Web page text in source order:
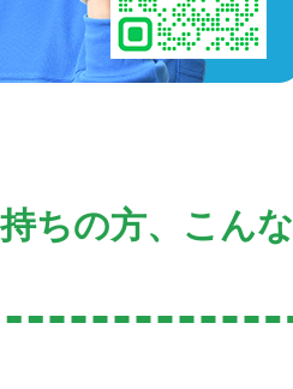
ちの方、こんな